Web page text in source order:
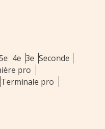
4e 3e Seconde
pro
Terminale pro